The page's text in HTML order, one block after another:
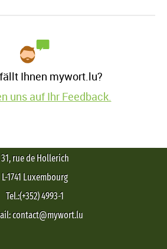
Ihnen mywort.lu?
uns auf Ihr Feedback.
31, rue de Hollerich
L-1741 Luxembourg
Tel.:(+352) 4993-1
contact@mywort.lu